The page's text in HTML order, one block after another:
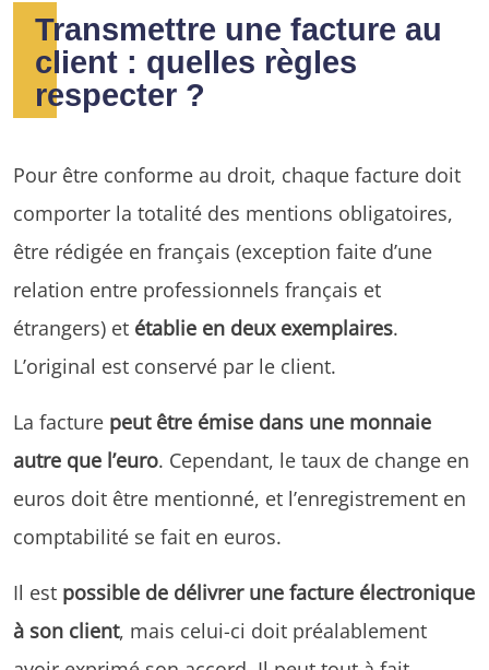
Transmettre une facture au
client : quelles règles
respecter ?
Pour être conforme au droit, chaque facture doit
comporter la totalité des mentions obligatoires,
être rédigée en français (exception faite d’une
relation entre professionnels français et
étrangers) et établie en deux exemplaires.
L’original est conservé par le client.
La facture peut être émise dans une monnaie
autre que l’euro. Cependant, le taux de change en
euros doit être mentionné, et l’enregistrement en
comptabilité se fait en euros.
Il est possible de délivrer une facture électronique
à son client, mais celui-ci doit préalablement